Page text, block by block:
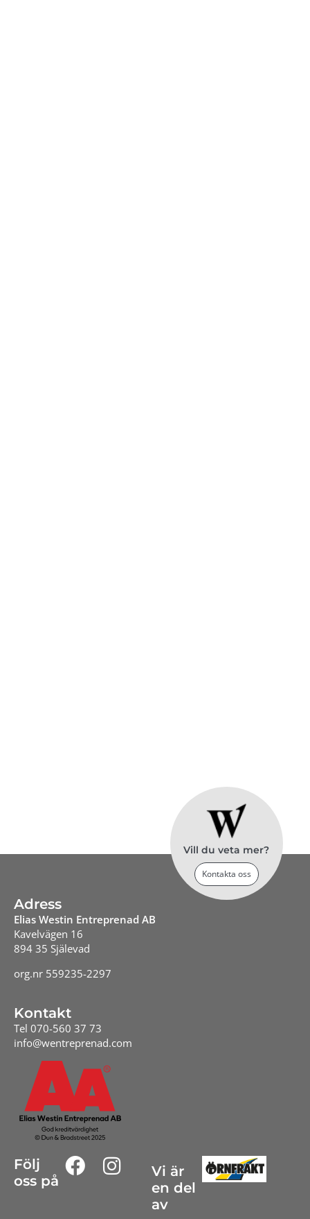
Vill du veta mer?
Kontakta oss
Adress
Elias Westin Entreprenad AB
Kavelvägen 16
894 35 Själevad
org.nr 559235-2297
Kontakt
Tel 070-560 37 73
info@wentreprenad.com
Följ
oss på
Vi är
en del
av